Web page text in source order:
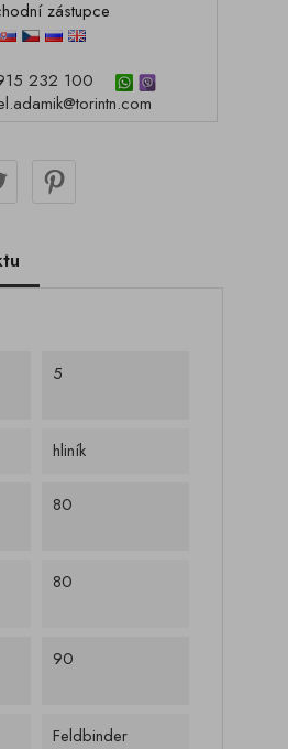
zástupce
232 100
5
hliník
80
80
90
Feldbinder